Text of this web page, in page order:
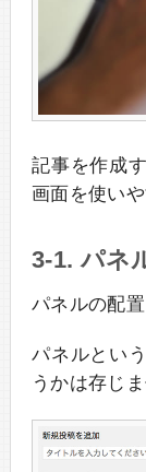
記事を作成
画面を使い
3-1. パネ
パネルの配
パネルとい
うかは存じ